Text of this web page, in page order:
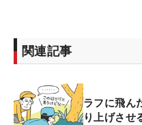
関連記事
ラフに飛ん
り上げさせ